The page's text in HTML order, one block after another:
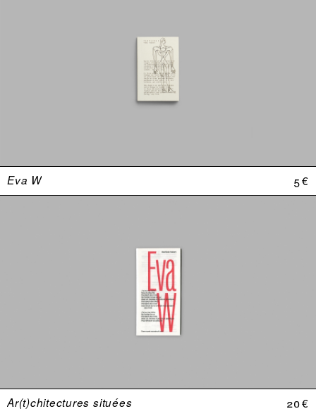
Eva W 5 €
Ar(t)chitectures situées 20 €